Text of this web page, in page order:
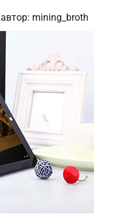
автор: mining_broth